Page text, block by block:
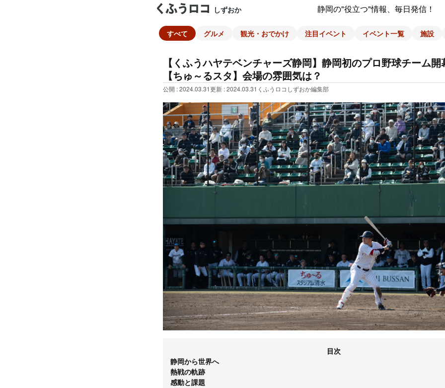
しずおか 静岡の"役立つ"情報、毎日発信！
すべて グルメ 観光・おでかけ 注目イベント イベント一覧 施設
【くふうハヤテベンチャーズ静岡】静岡初のプロ野球チーム
【ちゅ～るスタ】会場の雰囲気は？
公開 : 2024.03.31更新 : 2024.03.31 くふうロコしずおか編集部
目次
静岡から世界へ
熱戦の軌跡
感動と課題